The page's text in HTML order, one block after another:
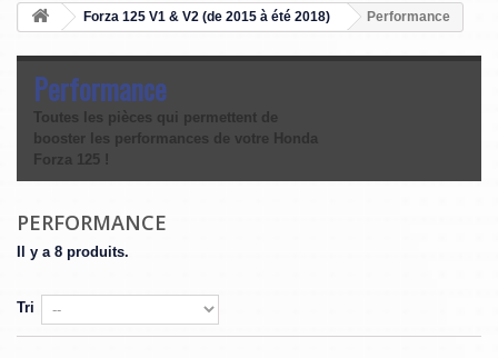
Forza 125 V1 & V2 (de 2015 à été 2018) Performance
Performance
Toutes les pièces qui permettent de
booster les performances de votre Honda
Forza 125 !
PERFORMANCE
Il y a 8 produits.
Tri